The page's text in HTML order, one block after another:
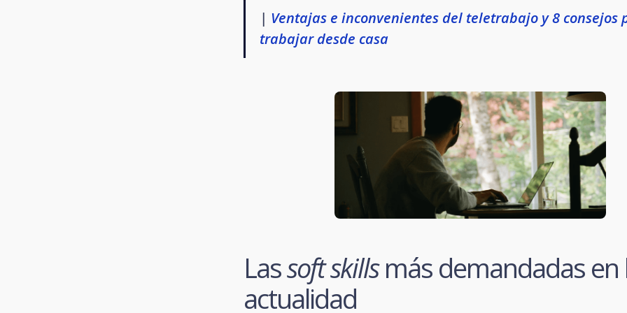
| Ventajas e inconvenientes del teletrabajo y 8 consejos
trabajar desde casa
Lassoft skillsmás demandadas en
actualidad